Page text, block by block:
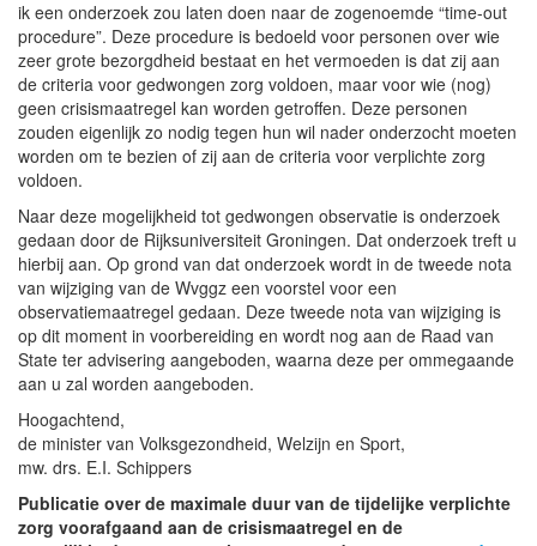
ik een onderzoek zou laten doen naar de zogenoemde “time-out
procedure”. Deze procedure is bedoeld voor personen over wie
zeer grote bezorgdheid bestaat en het vermoeden is dat zij aan
de criteria voor gedwongen zorg voldoen, maar voor wie (nog)
geen crisismaatregel kan worden getroffen. Deze personen
zouden eigenlijk zo nodig tegen hun wil nader onderzocht moeten
worden om te bezien of zij aan de criteria voor verplichte zorg
voldoen.
Naar deze mogelijkheid tot gedwongen observatie is onderzoek
gedaan door de Rijksuniversiteit Groningen. Dat onderzoek treft u
hierbij aan. Op grond van dat onderzoek wordt in de tweede nota
van wijziging van de Wvggz een voorstel voor een
observatiemaatregel gedaan. Deze tweede nota van wijziging is
op dit moment in voorbereiding en wordt nog aan de Raad van
State ter advisering aangeboden, waarna deze per ommegaande
aan u zal worden aangeboden.
Hoogachtend,
de minister van Volksgezondheid, Welzijn en Sport,
mw. drs. E.I. Schippers
Publicatie over de maximale duur van de tijdelijke verplichte
zorg voorafgaand aan de crisismaatregel en de